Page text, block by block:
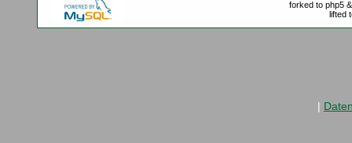
forked to php5
lifted
|